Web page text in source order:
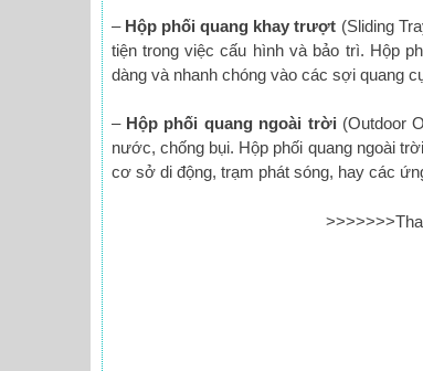
– Hộp phối quang khay trượt (Sliding
tiện trong việc cấu hình và bảo trì. Hộp
dàng và nhanh chóng vào các sợi quang
– Hộp phối quang ngoài trời (Outdoor
nước, chống bụi. Hộp phối quang ngoài
cơ sở di động, trạm phát sóng, hay các